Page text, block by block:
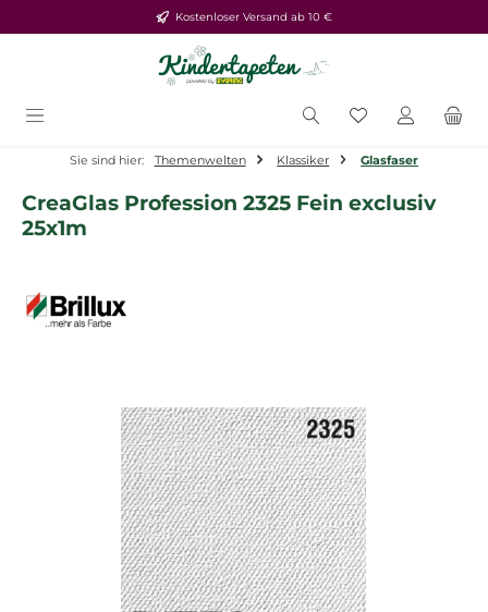
Zum Hauptinhalt springenKostenloser Versand ab 10 €
Du hast 0
Sie sind hier: Themenwelten Klassiker Glasfaser
CreaGlas Profession 2325 Fein exclusiv
25x1m
Bildergalerie überspringen